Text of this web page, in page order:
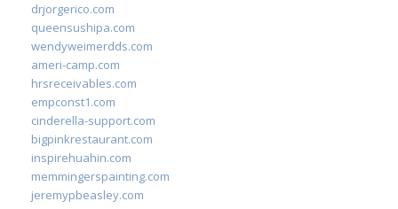
drjorgerico.com
queensushipa.com
wendyweimerdds.com
ameri-camp.com
hrsreceivables.com
empconst1.com
cinderella-support.com
bigpinkrestaurant.com
inspirehuahin.com
memmingerspainting.com
jeremypbeasley.com